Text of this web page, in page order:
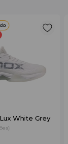
White Grey